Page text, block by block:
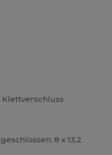
8 x 13,2